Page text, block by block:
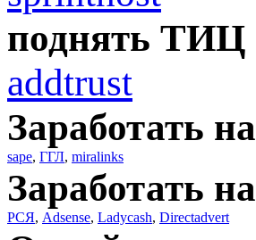
поднять ТИЦ
addtrust
Заработать
sape, ГГЛ, miralinks
Заработать
РСЯ, Adsense, Ladycash, Directadvert